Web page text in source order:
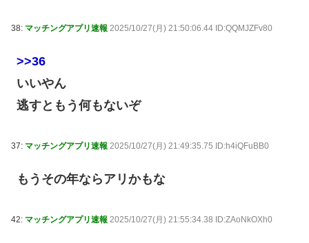
38: マッチングアプリ速報 2025/10/27(月) 21:50:06.44 ID:QQMJZFv80
>>36
いいやん
逃すともう何もないぞ
37: マッチングアプリ速報 2025/10/27(月) 21:49:35.75 ID:h4iQFuBB0
もうその年ならアリかもな
42: マッチングアプリ速報 2025/10/27(月) 21:55:34.38 ID:ZAoNkOXh0